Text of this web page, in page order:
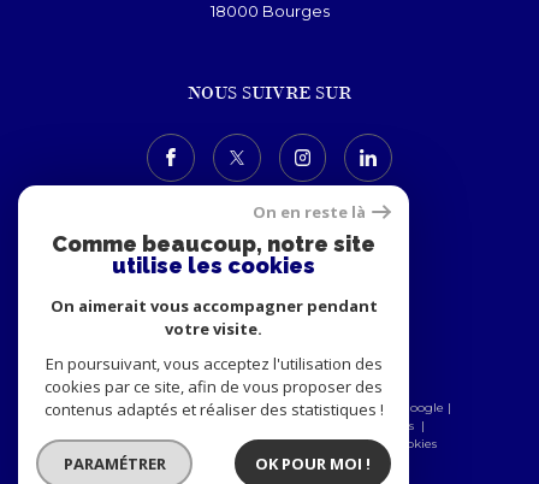
18000
bourges
NOUS SUIVRE SUR
ADHÉRENTS
© 2026 | Tous droits réservés | Traduction powered by Google |
Mentions légales
Admin
Nos partenaires Politique RGPD Cookies
On en reste là
Comme beaucoup, notre site
utilise les cookies
On aimerait vous accompagner pendant
votre visite.
En poursuivant, vous acceptez l'utilisation des
cookies par ce site, afin de vous proposer des
contenus adaptés et réaliser des statistiques !
PARAMÉTRER OK POUR MOI !